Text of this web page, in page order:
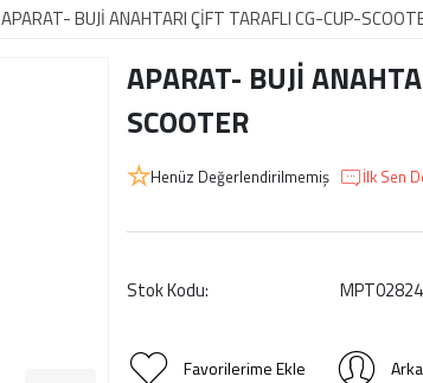
APARAT- BUJİ ANAHTARI ÇİFT TARAFLI CG-CUP-
APARAT- BUJİ
SCOOTER
Henüz Değerlendirilmemiş İlk Sen
Stok Kodu: MPT02824
Favorilerime Ekle